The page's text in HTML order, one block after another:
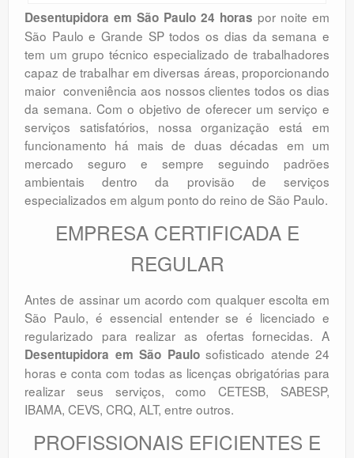
Desentupidora em São Paulo 24 horas por noite em
São Paulo e Grande SP todos os dias da semana e
tem um grupo técnico especializado de trabalhadores
capaz de trabalhar em diversas áreas, proporcionando
maior conveniência aos nossos clientes todos os dias
da semana. Com o objetivo de oferecer um serviço e
serviços satisfatórios, nossa organização está em
funcionamento há mais de duas décadas em um
mercado seguro e sempre seguindo padrões
ambientais dentro da provisão de serviços
especializados em algum ponto do reino de São Paulo.
EMPRESA CERTIFICADA E
REGULAR
Antes de assinar um acordo com qualquer escolta em
São Paulo, é essencial entender se é licenciado e
regularizado para realizar as ofertas fornecidas. A
Desentupidora em São Paulosofisticado atende 24
horas e conta com todas as licenças obrigatórias para
realizar seus serviços, como CETESB, SABESP,
IBAMA, CEVS, CRQ, ALT, entre outros.
PROFISSIONAIS EFICIENTES E